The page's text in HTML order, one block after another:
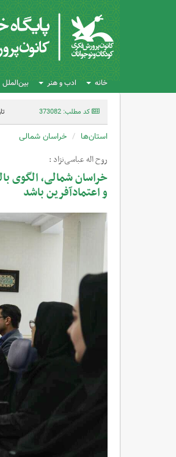
خانه ادب و هنر بین‌الملل
کد مطلب: 373082
استان‌ها خراسان شمالی
روح اله عباسی‌نژاد :
خراسان شمالی، الگوی
و اعتمادآفرین باشد